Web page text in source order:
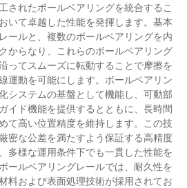
されたボールベアリングを統合するこ
いて卓越した性能を発揮します。基本
ールと、複数のボールベアリングを内
からなり、これらのボールベアリング
ってスムーズに転動することで摩擦を
運動を可能にします。ボールベアリン
システムの基盤として機能し、可動部
イド機能を提供するとともに、長時間
て高い位置精度を維持します。この技
密な公差を満たすよう保証する高精度
多様な運用条件下でも一貫した性能を
ールベアリングレールでは、耐久性を
料および表面処理技術が採用されてお